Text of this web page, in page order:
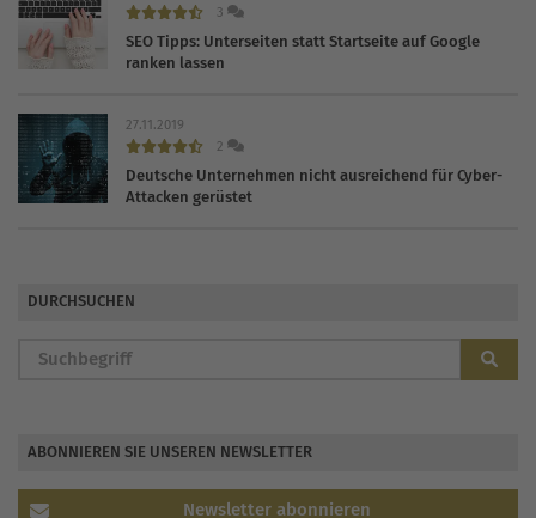
3
SEO Tipps: Unterseiten statt Startseite auf Google
ranken lassen
27.11.2019
2
Deutsche Unternehmen nicht ausreichend für Cyber-
Attacken gerüstet
DURCHSUCHEN
ABONNIEREN SIE UNSEREN NEWSLETTER
Newsletter abonnieren